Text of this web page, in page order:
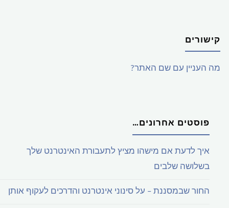
קישורים
מה העניין עם שם האתר?
פוסטים אחרונים…
איך לדעת אם מישהו מציץ לתעבורת האינטרנט שלך
בשלושה שלבים
החור שבמסננת – על סינוני אינטרנט והדרכים לעקוף אותן